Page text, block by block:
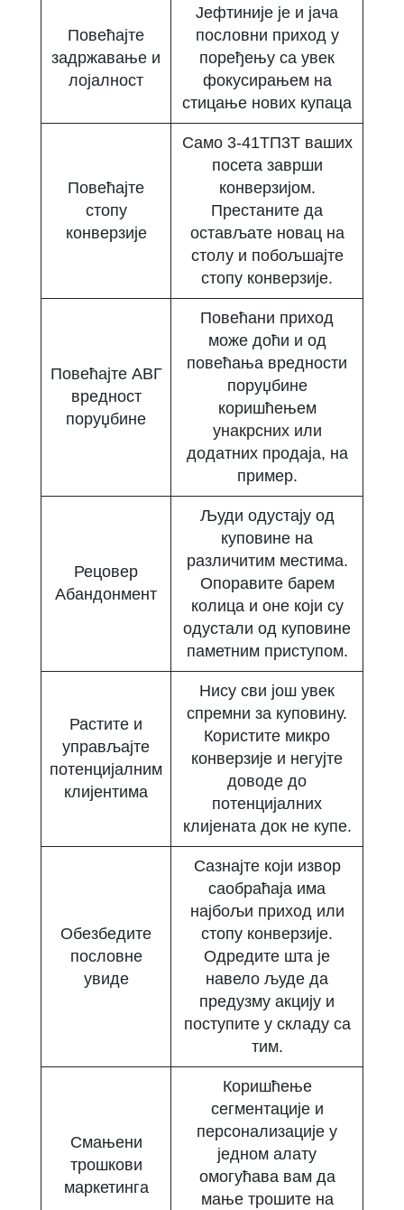
Повећајте
задржавање и
лојалност
Јефтиније је и јача
пословни приход у
поређењу са увек
фокусирањем на
стицање нових купаца
Повећајте
стопу
конверзије
Само 3-41ТП3Т ваших
посета заврши
конверзијом.
Престаните да
остављате новац на
столу и побољшајте
стопу конверзије.
Повећајте АВГ
вредност
поруџбине
Повећани приход
може доћи и од
повећања вредности
поруџбине
коришћењем
унакрсних или
додатних продаја, на
пример.
Рецовер
Абандонмент
Људи одустају од
куповине на
различитим местима.
Опоравите барем
колица и оне који су
одустали од куповине
паметним приступом.
Растите и
управљајте
потенцијалним
клијентима
Нису сви још увек
спремни за куповину.
Користите микро
конверзије и негујте
доводе до
потенцијалних
клијената док не купе.
Обезбедите
пословне
увиде
Сазнајте који извор
саобраћаја има
најбољи приход или
стопу конверзије.
Одредите шта је
навело људе да
предузму акцију и
поступите у складу са
тим.
Смањени
трошкови
маркетинга
Коришћење
сегментације и
персонализације у
једном алату
омогућава вам да
мање трошите на